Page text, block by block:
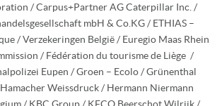
/ Carpus+Partner AG Caterpillar Inc. /
mbH & Co.KG / ETHIAS –
/ Verzekeringen België / Euregio Maas Rhein
/ Fédération du tourisme de Liège /
Eupen / Groen – Ecolo / Grünenthal
Weissdruck / Hermann Niermann
/ KBC Group / KFCO Beerschot Wilrijk /